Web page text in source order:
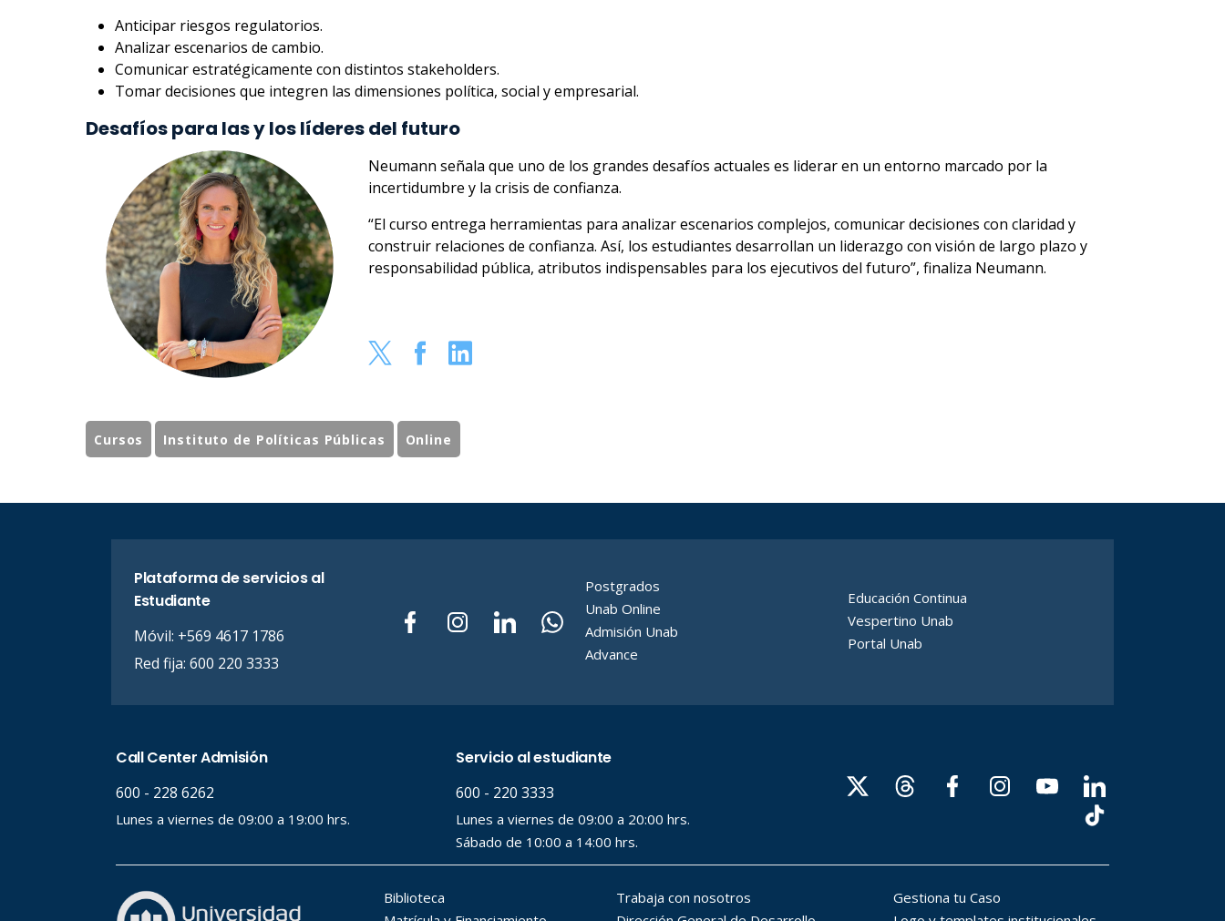
Anticipar riesgos regulatorios.
Analizar escenarios de cambio.
Comunicar estratégicamente con distintos stakeholders.
Tomar decisiones que integren las dimensiones política, social y empresarial.
Desafíos para las y los líderes del futuro
Neumann señala que uno de los grandes desafíos actuales es liderar en un entorno marcado por la
incertidumbre y la crisis de confianza.
“El curso entrega herramientas para analizar escenarios complejos, comunicar decisiones con claridad y
construir relaciones de confianza. Así, los estudiantes desarrollan un liderazgo con visión de largo plazo y
responsabilidad pública, atributos indispensables para los ejecutivos del futuro”, finaliza Neumann.
Cursos Instituto de Políticas Públicas Online